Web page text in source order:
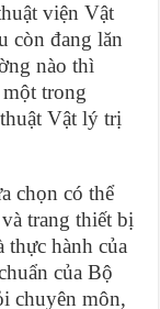
viện Vật
còn đang lăn
nào thì
trong
Vật lý trị
chọn có thể
trang thiết bị
thực hành của
của Bộ
chuyên môn,